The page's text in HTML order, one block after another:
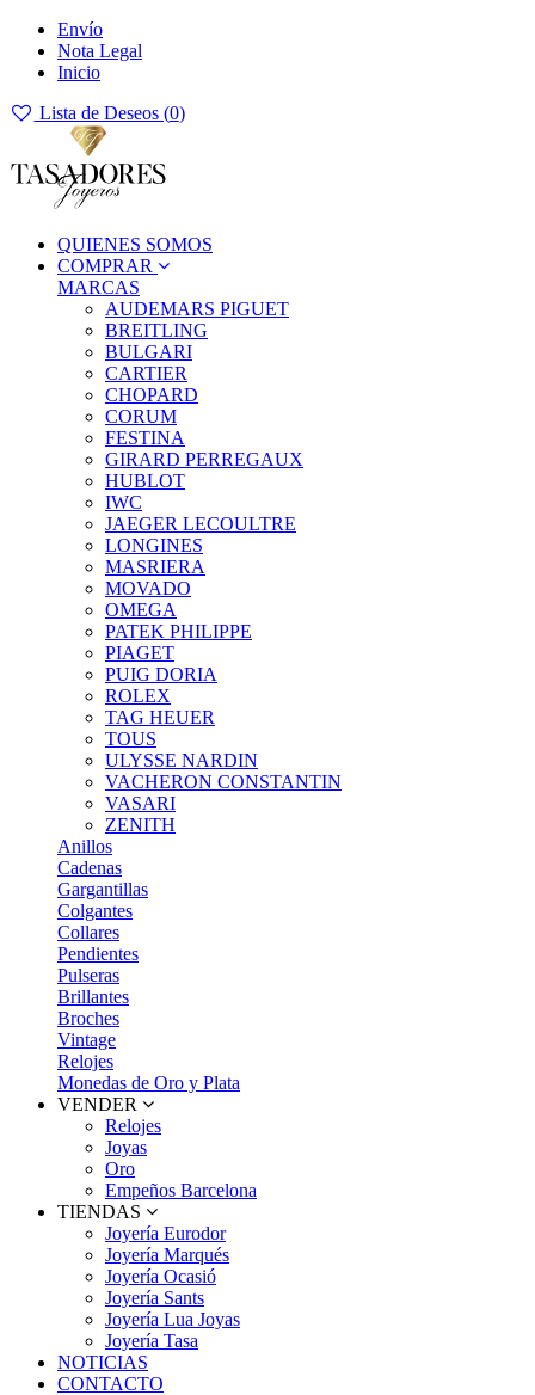
Envío
Nota Legal
Inicio
Lista de Deseos (0)
QUIENES SOMOS
COMPRAR
MARCAS
AUDEMARS PIGUET
BREITLING
BULGARI
CARTIER
CHOPARD
CORUM
FESTINA
GIRARD PERREGAUX
HUBLOT
IWC
JAEGER LECOULTRE
LONGINES
MASRIERA
MOVADO
OMEGA
PATEK PHILIPPE
PIAGET
PUIG DORIA
ROLEX
TAG HEUER
TOUS
ULYSSE NARDIN
VACHERON CONSTANTIN
VASARI
ZENITH
Anillos
Cadenas
Gargantillas
Colgantes
Collares
Pendientes
Pulseras
Brillantes
Broches
Vintage
Relojes
Monedas de Oro y Plata
VENDER
Relojes
Joyas
Oro
Empeños Barcelona
TIENDAS
Joyería Eurodor
Joyería Marqués
Joyería Ocasió
Joyería Sants
Joyería Lua Joyas
Joyería Tasa
NOTICIAS
CONTACTO